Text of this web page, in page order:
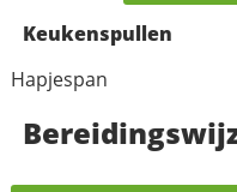
Keukenspullen
Hapjespan